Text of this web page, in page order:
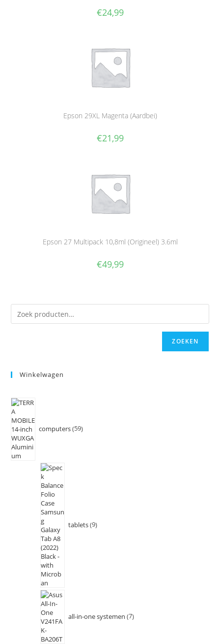
€24,99
Epson 29XL Magenta (Aardbei)
€21,99
Epson 27 Multipack 10,8ml (Origineel) 3.6ml
€49,99
ZOEKEN
Winkelwagen
computers 59
tablets 9
all-in-one systemen 7